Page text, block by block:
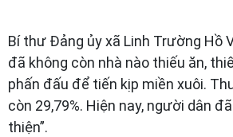
Bí thư Đảng ủy xã Linh Trường Hồ
đã không còn nhà nào thiếu ăn,
phấn đấu để tiến kịp miền xuôi.
còn 29,79%. Hiện nay, người dân
thiện”.